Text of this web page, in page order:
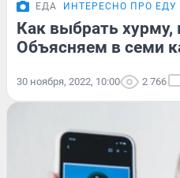
ЕДА ИНТЕРЕСНО ПРО ЕДУ
Как выбрать хурму,
Объясняем в семи
30 ноября, 2022, 10:00 2 766